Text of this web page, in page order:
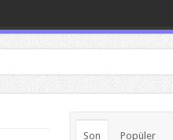
Son Popüler